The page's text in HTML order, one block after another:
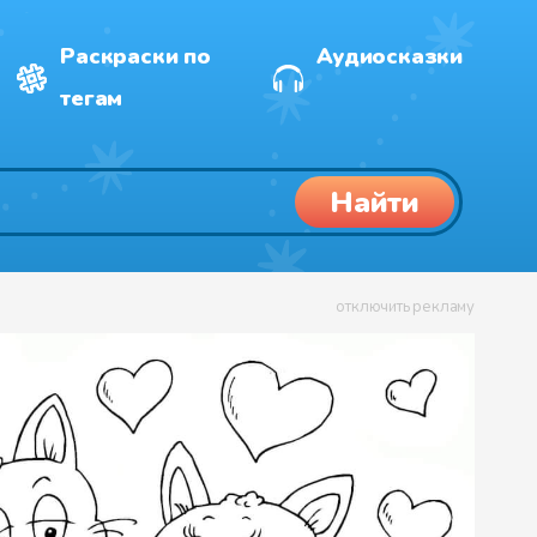
Раскраски по
тегам
Аудиосказки
Найти
отключить рекламу